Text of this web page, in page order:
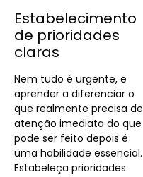
Estabelecimento
de prioridades
claras
Nem tudo é urgente, e
aprender a diferenciar o
que realmente precisa de
atenção imediata do que
pode ser feito depois é
uma habilidade essencial.
Estabeleça prioridades